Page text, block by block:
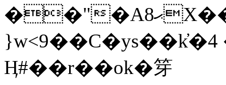
��"�Aޙ8X��M��K�D
}w<9��C�ys��k҆�޼� :���4�� 4�E0���oӮ�
Ӊ#��r��ok�笌